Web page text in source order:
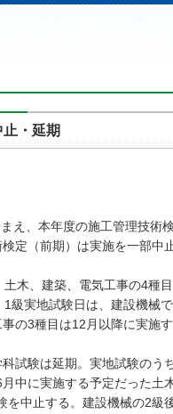
・延期
、本年度の施工管理技術
定（前期）は実施を一部中
木、建築、電気工事の4種
級実地試験日は、建設機械
の3種目は12月以降に実施
試験は延期。実地試験のう
中に実施する予定だった土
中止する。建設機械の2級